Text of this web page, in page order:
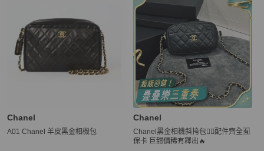
Chanel
A01 Chanel 羊皮黑金相機包
Chanel
Chanel黑金相機斜挎包❤️‍🔥配件齊全🈶
保卡 巨甜價稀有釋出🔥